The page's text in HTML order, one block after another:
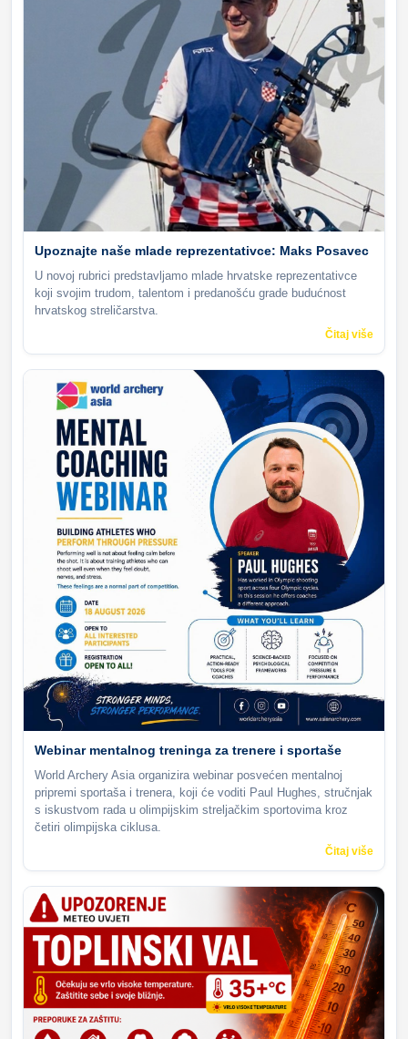
Upoznajte naše mlade reprezentativce: Maks Posavec
U novoj rubrici predstavljamo mlade hrvatske reprezentativce
koji svojim trudom, talentom i predanošću grade budućnost
hrvatskog streličarstva.
Čitaj više
Webinar mentalnog treninga za trenere i sportaše
World Archery Asia organizira webinar posvećen mentalnoj
pripremi sportaša i trenera, koji će voditi Paul Hughes, stručnjak
s iskustvom rada u olimpijskim streljačkim sportovima kroz
četiri olimpijska ciklusa.
Čitaj više